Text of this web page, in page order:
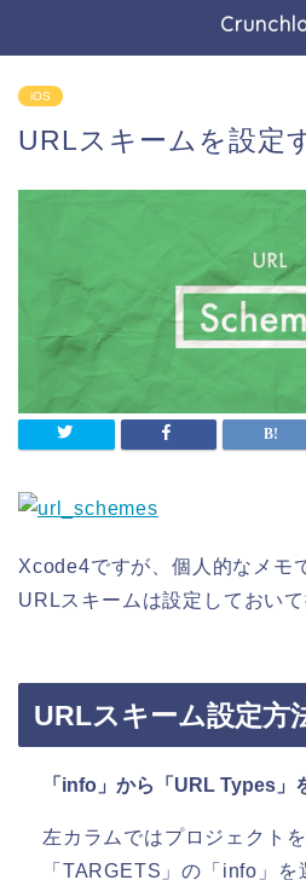
iOS
URLスキームを設定
Xcode4ですが、個人的なメモ
URLスキームは設定しておいて
URLスキーム設定方
「info」から「URL Types」
左カラムではプロジェクトを
「TARGETS」の「info」